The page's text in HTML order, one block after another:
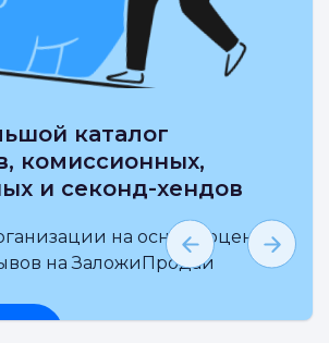
каталог
комиссионных,
и секонд-хендов
на основе оценки и
на ЗаложиПродай